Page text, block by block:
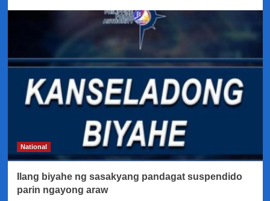
PITX,
National
Ilang biyahe ng sasakyang pandagat suspendido
parin ngayong araw